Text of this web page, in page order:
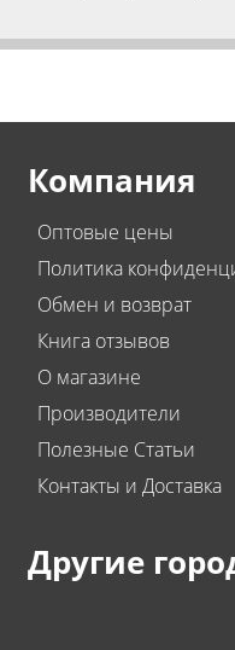
Компания
Оптовые цены
Политика
Обмен и возврат
Книга отзывов
О магазине
Производители
Полезные Статьи
Контакты и Доставка
Другие